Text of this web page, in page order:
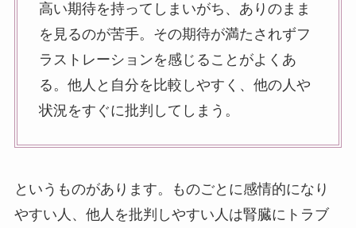
高い期待を持ってしまいがち、ありのまま
を見るのが苦手。その期待が満たされずフ
ラストレーションを感じることがよくあ
る。他人と自分を比較しやすく、他の人や
状況をすぐに批判してしまう。
というものがあります。ものごとに感情的になり
やすい人、他人を批判しやすい人は腎臓にトラブ